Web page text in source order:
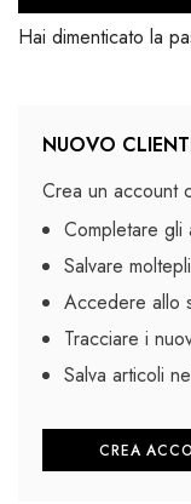
Hai dimenticato la
NUOVO
Crea un account
Completare gli
Salvare
Accedere allo
Tracciare i
Salva articoli
CREA